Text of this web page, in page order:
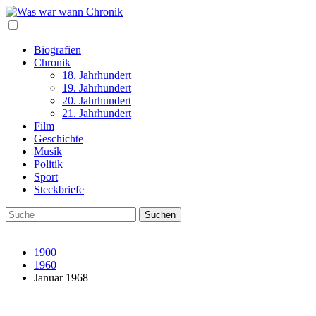
Biografien
Chronik
18. Jahrhundert
19. Jahrhundert
20. Jahrhundert
21. Jahrhundert
Film
Geschichte
Musik
Politik
Sport
Steckbriefe
1900
1960
Januar 1968